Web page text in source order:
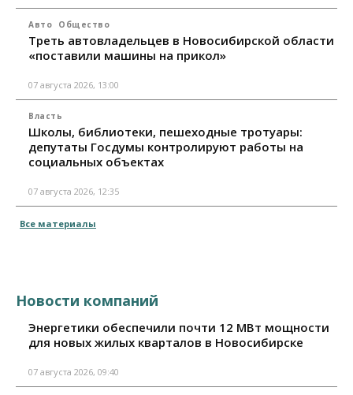
Авто Общество
Треть автовладельцев в Новосибирской области
«поставили машины на прикол»
07 августа 2026, 13:00
Власть
Школы, библиотеки, пешеходные тротуары:
депутаты Госдумы контролируют работы на
социальных объектах
07 августа 2026, 12:35
Все материалы
Новости компаний
Энергетики обеспечили почти 12 МВт мощности
для новых жилых кварталов в Новосибирске
07 августа 2026, 09:40